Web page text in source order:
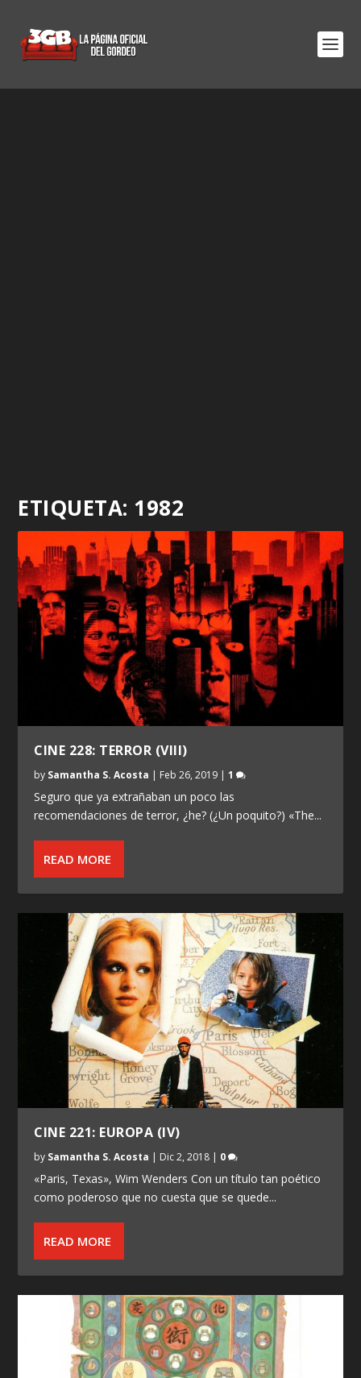
ETIQUETA: 1982
CINE 228: TERROR (VIII)
by Samantha S. Acosta | Feb 26, 2019 |1
Seguro que ya extrañaban un poco las
recomendaciones de terror, ¿he? (¿Un poquito?) «The...
READ MORE
CINE 221: EUROPA (IV)
by Samantha S. Acosta | Dic 2, 2018 | 0
«Paris, Texas», Wim Wenders Con un título tan poético
como poderoso que no cuesta que se quede...
READ MORE